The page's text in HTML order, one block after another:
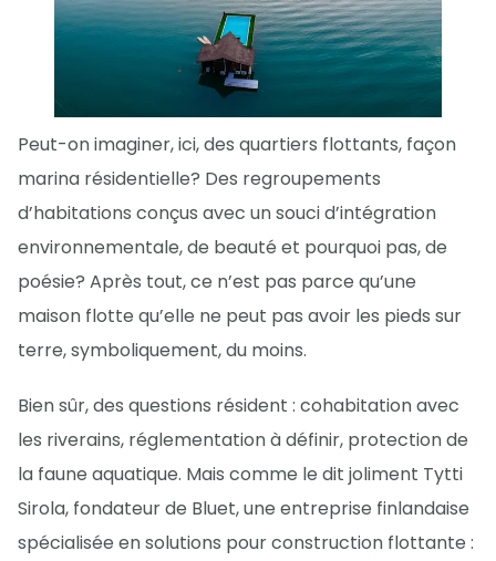
Peut-on imaginer, ici, des quartiers flottants, façon
marina résidentielle? Des regroupements
d’habitations conçus avec un souci d’intégration
environnementale, de beauté et pourquoi pas, de
poésie? Après tout, ce n’est pas parce qu’une
maison flotte qu’elle ne peut pas avoir les pieds sur
terre, symboliquement, du moins.
Bien sûr, des questions résident : cohabitation avec
les riverains, réglementation à définir, protection de
la faune aquatique. Mais comme le dit joliment Tytti
Sirola, fondateur de Bluet, une entreprise finlandaise
spécialisée en solutions pour construction flottante :